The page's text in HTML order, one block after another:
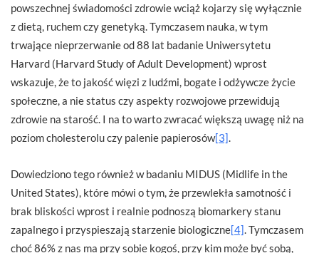
powszechnej świadomości zdrowie wciąż kojarzy się wyłącznie
z dietą, ruchem czy genetyką. Tymczasem nauka, w tym
trwające nieprzerwanie od 88 lat badanie Uniwersytetu
Harvard (Harvard Study of Adult Development) wprost
wskazuje, że to jakość więzi z ludźmi, bogate i odżywcze życie
społeczne, a nie status czy aspekty rozwojowe przewidują
zdrowie na starość. I na to warto zwracać większą uwagę niż na
poziom cholesterolu czy palenie papierosów[3]
Dowiedziono tego również w badaniu MIDUS (Midlife in the
United States), które mówi o tym, że przewlekła samotność i
brak bliskości wprost i realnie podnoszą biomarkery stanu
zapalnego i przyspieszają starzenie biologiczne[4] . Tymczasem
choć 86% z nas ma przy sobie kogoś, przy kim może być sobą,